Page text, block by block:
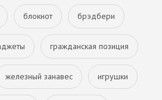
блокнот брэдбери
гражданская позиция
железный занавес игрушки